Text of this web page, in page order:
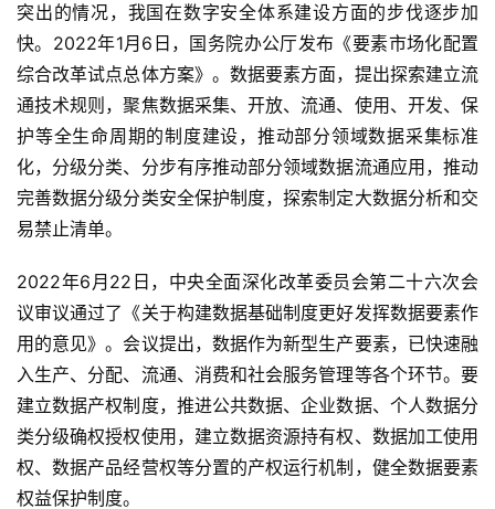
突出的情况，我国在数字安全体系建设方面的步伐逐步加
快。2022年1月6日，国务院办公厅发布《要素市场化配置
综合改革试点总体方案》。数据要素方面，提出探索建立流
通技术规则，聚焦数据采集、开放、流通、使用、开发、保
护等全生命周期的制度建设，推动部分领域数据采集标准
化，分级分类、分步有序推动部分领域数据流通应用，推动
完善数据分级分类安全保护制度，探索制定大数据分析和交
易禁止清单。
2022年6月22日，中央全面深化改革委员会第二十六次会
议审议通过了《关于构建数据基础制度更好发挥数据要素作
用的意见》。会议提出，数据作为新型生产要素，已快速融
入生产、分配、流通、消费和社会服务管理等各个环节。要
建立数据产权制度，推进公共数据、企业数据、个人数据分
类分级确权授权使用，建立数据资源持有权、数据加工使用
权、数据产品经营权等分置的产权运行机制，健全数据要素
权益保护制度。